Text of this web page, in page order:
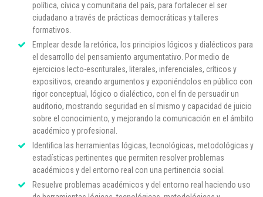
política, cívica y comunitaria del país, para fortalecer el ser
ciudadano a través de prácticas democráticas y talleres
formativos.
Emplear desde la retórica, los principios lógicos y dialécticos para
el desarrollo del pensamiento argumentativo. Por medio de
ejercicios lecto-escriturales, literales, inferenciales, críticos y
expositivos, creando argumentos y exponiéndolos en público con
rigor conceptual, lógico o dialéctico, con el fin de persuadir un
auditorio, mostrando seguridad en sí mismo y capacidad de juicio
sobre el conocimiento, y mejorando la comunicación en el ámbito
académico y profesional.
Identifica las herramientas lógicas, tecnológicas, metodológicas y
estadísticas pertinentes que permiten resolver problemas
académicos y del entorno real con una pertinencia social.
Resuelve problemas académicos y del entorno real haciendo uso